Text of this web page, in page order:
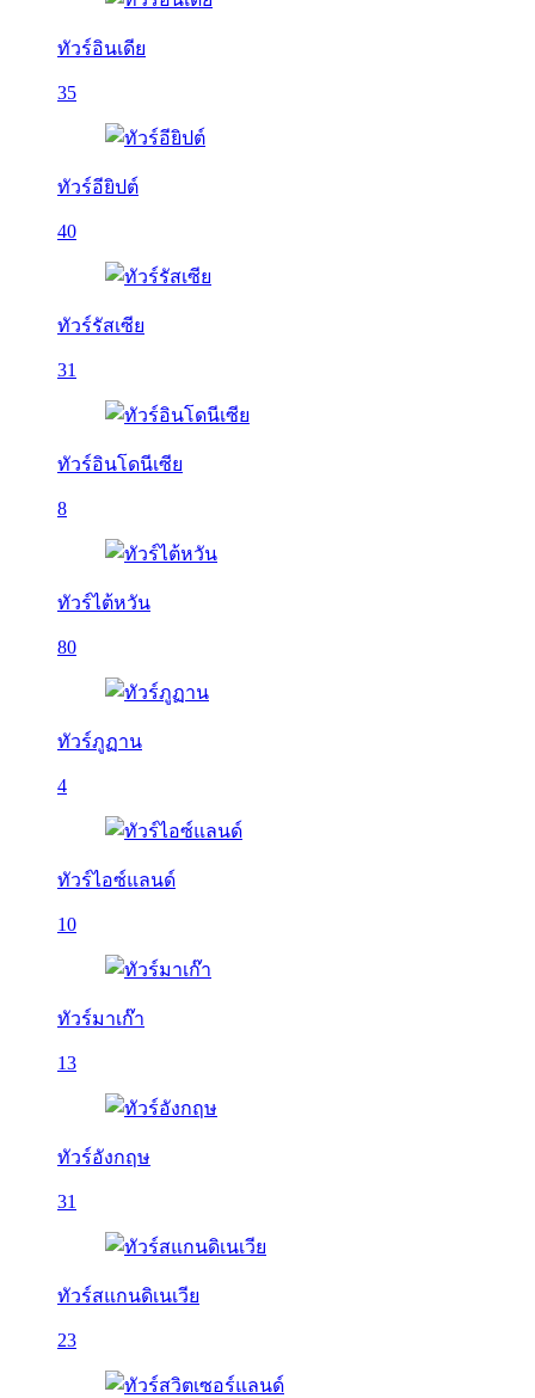
ทัวร์อินเดีย
35
ทัวร์อียิปต์
40
ทัวร์รัสเซีย
31
ทัวร์อินโดนีเซีย
8
ทัวร์ไต้หวัน
80
ทัวร์ภูฏาน
4
ทัวร์ไอซ์แลนด์
10
ทัวร์มาเก๊า
13
ทัวร์อังกฤษ
31
ทัวร์สแกนดิเนเวีย
23